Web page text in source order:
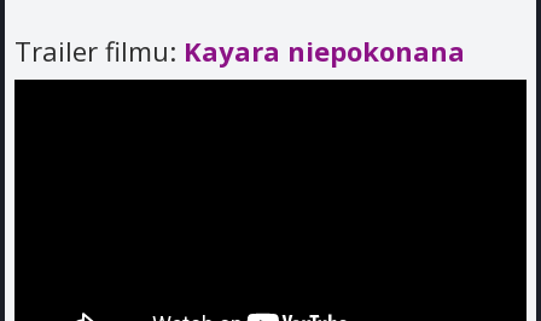
Trailer filmu: Kayara niepokonana